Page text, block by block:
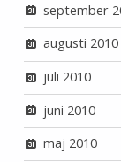
september
augusti 2010
juli 2010
juni 2010
maj 2010